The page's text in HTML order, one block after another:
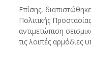
Επίσης,
Πολιτικής
αντιμετώπιση
τις λοιπές αρμόδιες